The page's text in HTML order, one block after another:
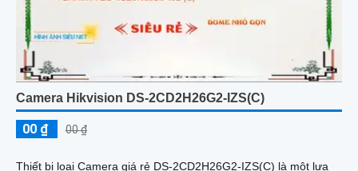
Camera Hikvision DS-2CD2H26G2-IZS(C)
00 ₫ 00 ₫
Thiết bị loại Camera giá rẻ DS-2CD2H26G2-IZS(C) là một lựa